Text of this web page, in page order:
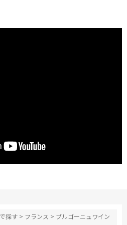
探す > フランス > ブルゴーニュワイン